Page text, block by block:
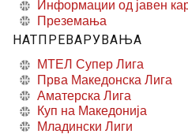
Информации од јавен
Преземања
НАТПРЕВАРУВАЊА
МТЕЛ Супер Лига
Прва Македонска Лига
Аматерска Лига
Куп на Македонија
Младински Лиги